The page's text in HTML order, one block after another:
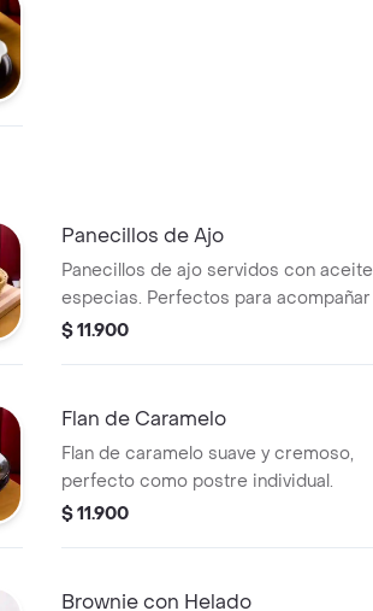
Panecillos de Ajo
Panecillos de ajo servidos con
especias. Perfectos para
comidas.
$ 11.900
Flan de Caramelo
Flan de caramelo suave y cremoso,
perfecto como postre individual.
$ 11.900
Brownie con Helado